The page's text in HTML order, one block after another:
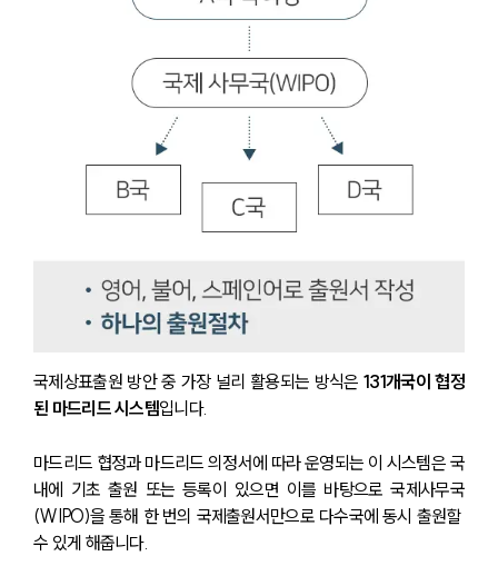
국제상표출원 방안 중 가장 널리 활용되는 방식은 131개국이 협정
된 마드리드 시스템입니다.
마드리드 협정과 마드리드 의정서에 따라 운영되는 이 시스템은 국
내에 기초 출원 또는 등록이 있으면 이를 바탕으로 국제사무국
(WIPO)을 통해 한 번의 국제출원서만으로 다수국에 동시 출원할
수 있게 해줍니다.